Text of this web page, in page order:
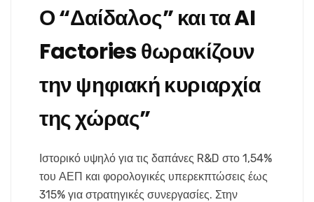
Ο “Δαίδαλος” και τα AI
Factories θωρακίζουν
την ψηφιακή κυριαρχία
της χώρας”
Ιστορικό υψηλό για τις δαπάνες R&D στο 1,54%
του ΑΕΠ και φορολογικές υπερεκπτώσεις έως
315% για στρατηγικές συνεργασίες. Στην